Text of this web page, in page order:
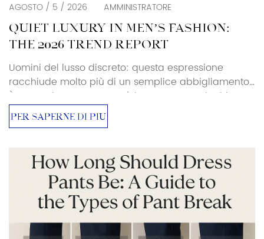
AGOSTO / 5 / 2026 AMMINISTRATORE
QUIET LUXURY IN MEN’S FASHION:
THE 2026 TREND REPORT
Uomini del lusso discreto: questa espressione
racchiude molto più di un semplice abbigliamento.
È un movimento verso un'eleganza senza loghi,
un'esclusività senza ostentazioni. Per acquirenti e
addetti ai lavori, questo cambiamento sta
dell'abbigliamento maschile di alta gamma nel
2025-26. Cos'è il lusso discreto? La tendenza del
lusso discreto (alias ricchezza nascosta, uomini
dall'estetica da ricchi) non è nuova, ma […]
PER SAPERNE DI PIÙ